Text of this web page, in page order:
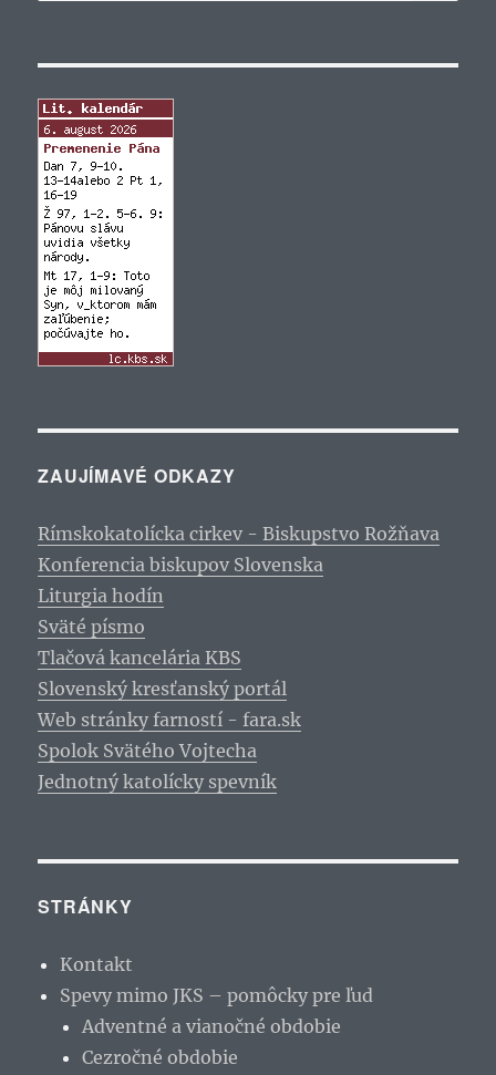
ZAUJÍMAVÉ ODKAZY
Rímskokatolícka cirkev - Biskupstvo Rožňava
Konferencia biskupov Slovenska
Liturgia hodín
Sväté písmo
Tlačová kancelária KBS
Slovenský kresťanský portál
Web stránky farností - fara.sk
Spolok Svätého Vojtecha
Jednotný katolícky spevník
STRÁNKY
Kontakt
Spevy mimo JKS – pomôcky pre ľud
Adventné a vianočné obdobie
Cezročné obdobie